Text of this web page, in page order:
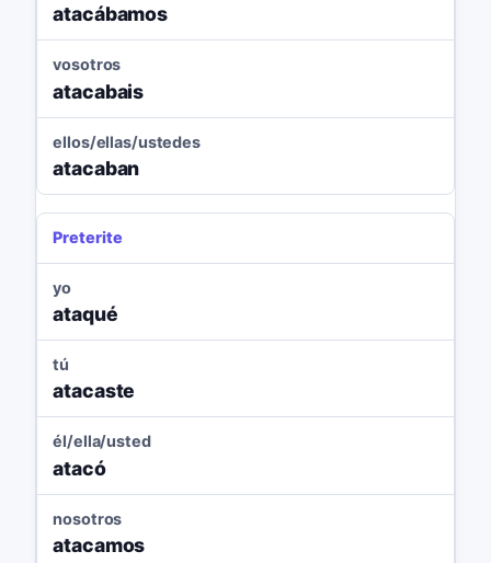
atacábamos
vosotros
atacabais
ellos/ellas/ustedes
atacaban
Preterite
yo
ataqué
tú
atacaste
él/ella/usted
atacó
nosotros
atacamos